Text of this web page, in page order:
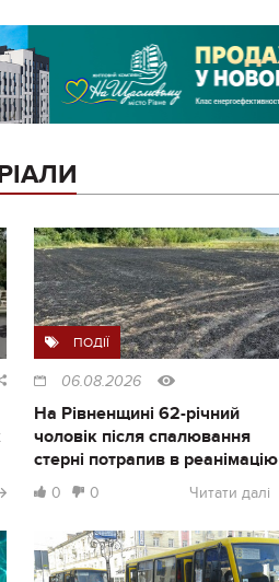
ПОДІЇ
06.08.2026
На Рівненщині 62-річний
чоловік після спалювання
стерні потрапив в реанімацію
0 0 Читати далі